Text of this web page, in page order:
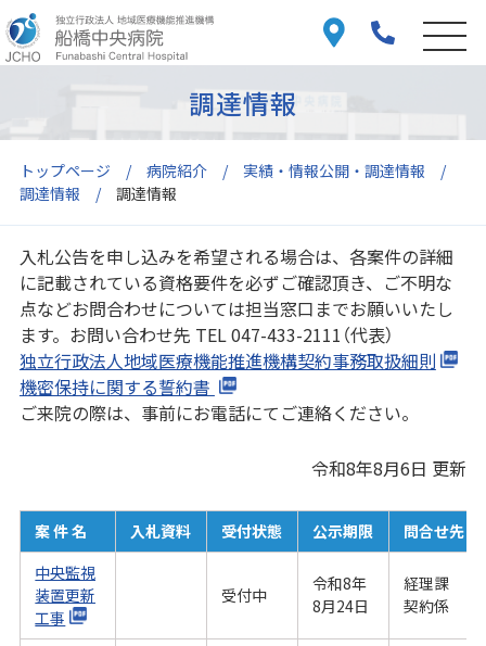
トップページ 病院紹介
実績・情報公開・調達情報
調達情報
調達情報
調達情報
入札公告を申し込みを希望される場合は、各案件の詳細
に記載されている資格要件を必ずご確認頂き、ご不明な
点などお問合わせについては担当窓口までお願いいたし
ます。お問い合わせ先 TEL 047-433-2111（代表）
独立行政法人地域医療機能推進機構契約事務取扱細則
機密保持に関する誓約書
ご来院の際は、事前にお電話にてご連絡ください。
令和8年8月6日 更新
案 件 名 入札資料 受付状態 公示期限
問合せ先
中央監視
装置更新
工事
受付中
令和8年
8月24日
経理課
契約係